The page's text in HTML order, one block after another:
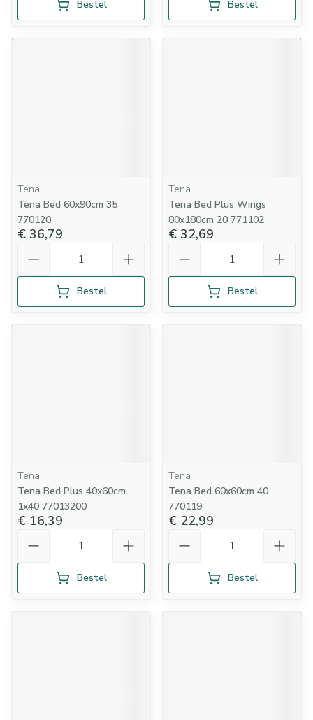
Bestel Bestel
Tena
Tena Bed 60x90cm 35
770120
€ 36,79
Bestel
Tena
Tena Bed Plus Wings
80x180cm 20 771102
€ 32,69
Bestel
Tena
Tena Bed Plus 40x60cm
1x40 77013200
€ 16,39
Bestel
Tena
Tena Bed 60x60cm 40
770119
€ 22,99
Bestel